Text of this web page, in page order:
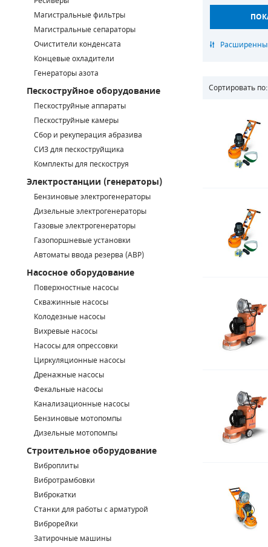
Магистральные фильтры
Магистральные сепараторы
Очистители конденсата
Концевые охладители
Генераторы азота
Пескоструйное оборудование
Пескоструйные аппараты
Пескоструйные камеры
Сбор и рекуперация абразива
СИЗ для пескоструйщика
Комплекты для пескоструя
Электростанции (генераторы)
Бензиновые электрогенераторы
Дизельные электрогенераторы
Газовые электрогенераторы
Газопоршневые установки
Автоматы ввода резерва (АВР)
Насосное оборудование
Поверхностные насосы
Скважинные насосы
Колодезные насосы
Вихревые насосы
Насосы для опрессовки
Циркуляционные насосы
Дренажные насосы
Фекальные насосы
Канализационные насосы
Бензиновые мотопомпы
Дизельные мотопомпы
Строительное оборудование
Виброплиты
Вибротрамбовки
Виброкатки
Станки для работы с арматурой
Виброрейки
Затирочные машины
Сортировать по:
САДОВАЯ ТЕХНИКА
КОНТЕЙНЕРЫ ДЛЯ ОБОРУДОВАНИЯ
КАНАЛИЗАЦИОННЫЕ НАСОСЫ
ДИЗЕЛЬНЫЕ МОТОПОМПЫ
ТАЛИ И ТЕЛЬФЕРЫ
ЛЕНТОЧНОПИЛЬНЫЕ СТАНКИ
КОНТРОЛЛЕРЫ (БЛОКИ УПРАВЛЕНИЯ)
ВПУСКНЫЕ КЛАПАНЫ
ОБРАТНЫЕ КЛАПАНЫ
КЛАПАНЫ МИНИМАЛЬНОГО ДАВЛЕНИЯ
РЕЛЕ ДАВЛЕНИЯ ДЛЯ ДЛЯ КОМПРЕССОРОВ
ДАТЧИКИ
РУКАВА ВЫСОКОГО ДАВЛЕНИЯ (РВД)
ЗАПЧАСТИ ДЛЯ ВИНТОВЫХ КОМПРЕССОРОВ
СМЕННЫЕ ЭЛЕМЕНТЫ МАГИСТРАЛЬНЫХ ФИЛЬТРОВ
ДЛЯ АДСОРБЦИОННЫХ ОСУШИТЕЛЕЙ
ЭЛЕКТРОДВИГАТЕЛИ
БЕНЗИНОВЫЕ ДВИГАТЕЛИ
ДИЗЕЛЬНЫЕ ДВИГАТЕЛИ
ФИЛЬТРЫ ТОПЛИВНЫЕ
МОТОРНОЕ МАСЛО
РАДИАТОРЫ
ПОДШИПНИКИ